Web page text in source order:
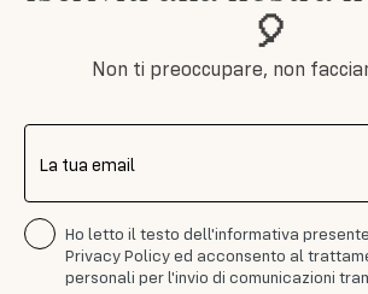
🎈
Non ti preoccupare, non
La tua email
Ho letto il testo dell'informativa
Privacy Policy ed acconsento al
personali per l'invio di comunicazioni